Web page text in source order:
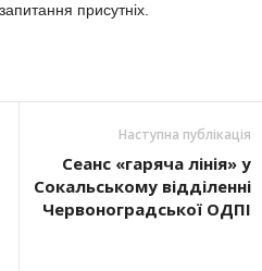
присутніх.
Наступна публікація
Сеанс «гаряча лінія» у
Сокальському відділенні
Червоноградської ОДПІ